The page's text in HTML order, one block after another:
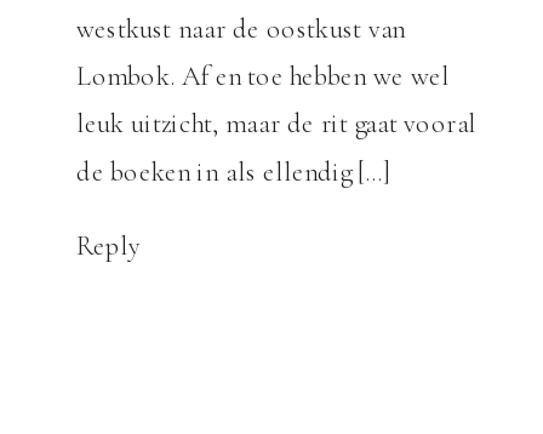
westkust naar de oostkust van
Lombok. Af en toe hebben we wel
leuk uitzicht, maar de rit gaat vooral
de boeken in als ellendig […]
Reply